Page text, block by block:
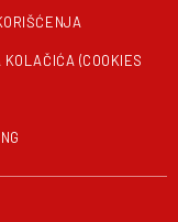
KOLAČIĆA (COOKIES